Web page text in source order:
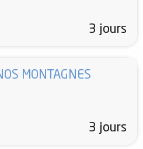
3 jours
MONTAGNES
3 jours